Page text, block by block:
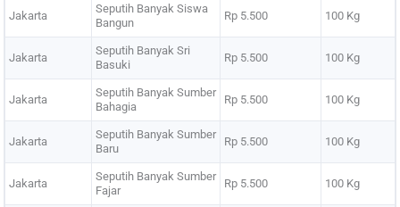
Jakarta
Seputih Banyak Siswa
Bangun
Rp 5.500 100 Kg
Jakarta
Seputih Banyak Sri
Basuki
Rp 5.500 100 Kg
Jakarta
Seputih Banyak Sumber
Bahagia
Rp 5.500 100 Kg
Jakarta
Seputih Banyak Sumber
Baru
Rp 5.500 100 Kg
Jakarta
Seputih Banyak Sumber
Fajar
Rp 5.500 100 Kg